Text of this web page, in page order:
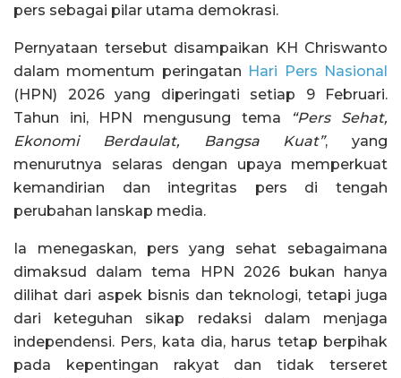
pers sebagai pilar utama demokrasi.
Pernyataan tersebut disampaikan KH Chriswanto
dalam momentum peringatan Hari Pers Nasional
(HPN) 2026 yang diperingati setiap 9 Februari.
Tahun ini, HPN mengusung tema
“Pers Sehat,
Ekonomi Berdaulat, Bangsa Kuat”, yang
menurutnya selaras dengan upaya memperkuat
kemandirian dan integritas pers di tengah
perubahan lanskap media.
Ia menegaskan, pers yang sehat sebagaimana
dimaksud dalam tema HPN 2026 bukan hanya
dilihat dari aspek bisnis dan teknologi, tetapi juga
dari keteguhan sikap redaksi dalam menjaga
independensi. Pers, kata dia, harus tetap berpihak
pada kepentingan rakyat dan tidak terseret